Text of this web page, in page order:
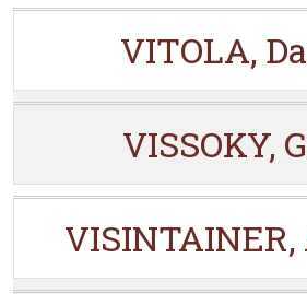
VITOLA,
VISSOKY,